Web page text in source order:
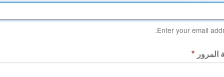
Enter your email
المرور